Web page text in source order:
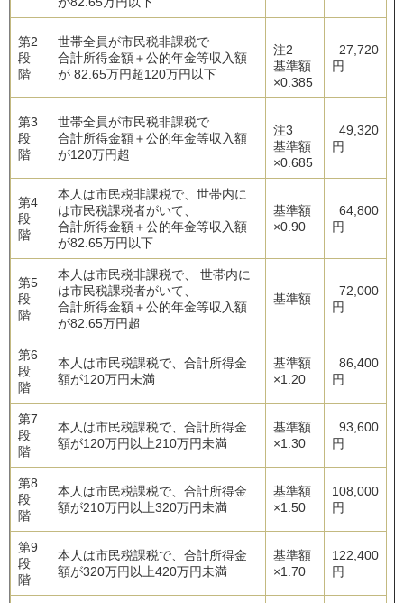
第2
段
階
世帯全員が市民税非課税で
合計所得金額＋公的年金等収入額
が 82.65万円超120万円以下
注2
基準額
×0.385
27,720
円
第3
段
階
世帯全員が市民税非課税で
合計所得金額＋公的年金等収入額
が120万円超
注3
基準額
×0.685
49,320
円
第4
段
階
本人は市民税非課税で、世帯内に
は市民税課税者がいて、
合計所得金額＋公的年金等収入額
が82.65万円以下
基準額
×0.90
64,800
円
第5
段
階
本人は市民税非課税で、 世帯内に
は市民税課税者がいて、
合計所得金額＋公的年金等収入額
が82.65万円超
基準額
72,000
円
第6
段
階
本人は市民税課税で、合計所得金
額が120万円未満
基準額
×1.20
86,400
円
第7
段
階
本人は市民税課税で、合計所得金
額が120万円以上210万円未満
基準額
×1.30
93,600
円
第8
段
階
本人は市民税課税で、合計所得金
額が210万円以上320万円未満
基準額
×1.50
108,000
円
第9
段
階
本人は市民税課税で、合計所得金
額が320万円以上420万円未満
基準額
×1.70
122,400
円